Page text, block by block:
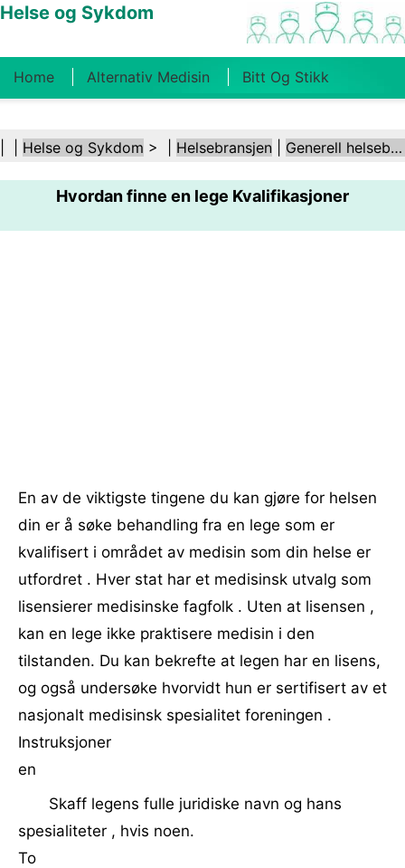
Helse og Sykdom
Home Alternativ Medisin Bitt Og Stikk
Kosthold Og Ernæring Familiehelse
Helsebransjen Psykisk Helse Folkehelse Og
Sikkerhet Kirurgi Og Prosedyrer Helse
Helse og Sykdom > | Helsebransjen Generell helsebransje
Hvordan finne en lege Kvalifikasjoner
En av de viktigste tingene du kan gjøre for helsen
din er å søke behandling fra en lege som er
kvalifisert i området av medisin som din helse er
utfordret . Hver stat har et medisinsk utvalg som
lisensierer medisinske fagfolk . Uten at lisensen ,
kan en lege ikke praktisere medisin i den
tilstanden. Du kan bekrefte at legen har en lisens,
og også undersøke hvorvidt hun er sertifisert av et
nasjonalt medisinsk spesialitet foreningen .
Instruksjoner
en
Skaff legens fulle juridiske navn og hans
spesialiteter , hvis noen.
To